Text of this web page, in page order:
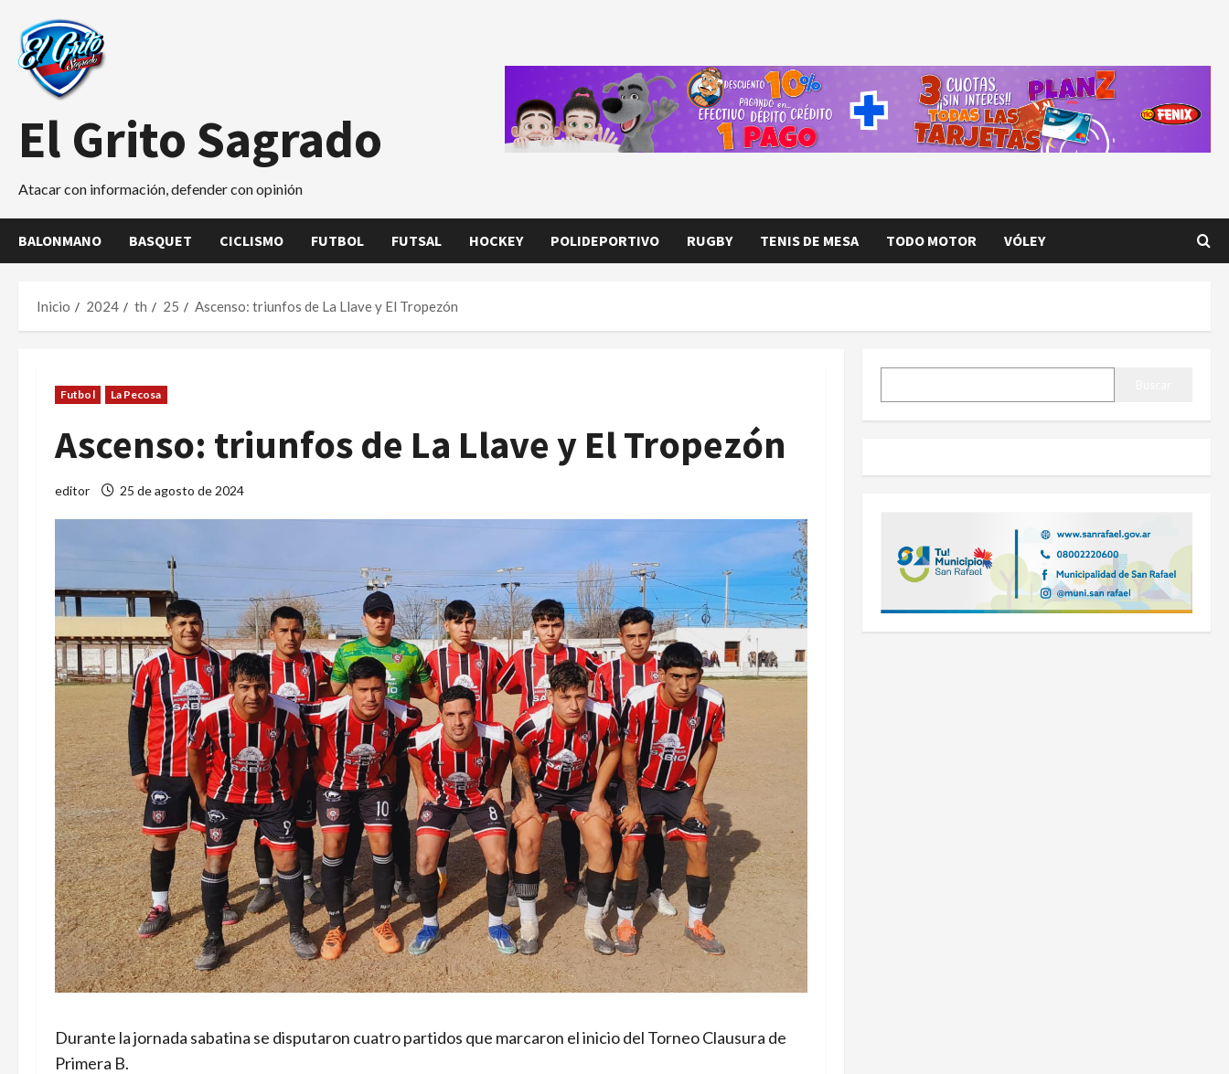
contenido
El Grito Sagrado
Atacar con información, defender con opinión
BALONMANO BASQUET CICLISMO FUTBOL FUTSAL HOCKEY POLIDEPORTIVO RUGBY TENIS DE MESA TODO MOTOR VÓLEY
Inicio 2024 th 25 Ascenso: triunfos de La Llave y El Tropezón
Futbol La Pecosa
Ascenso: triunfos de La Llave y El Tropezón
editor 25 de agosto de 2024
Durante la jornada sabatina se disputaron cuatro partidos que marcaron el inicio del Torneo Clausura de
Primera B.